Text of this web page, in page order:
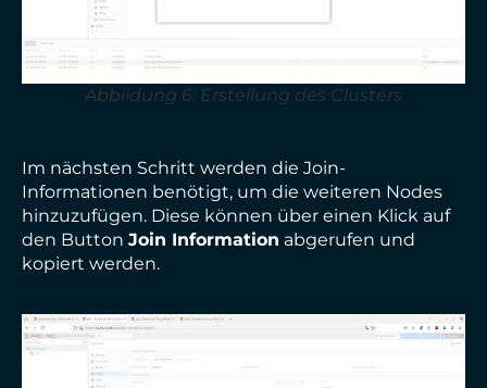
Abbildung 6: Erstellung des Clusters
Im nächsten Schritt werden die Join-
Informationen benötigt, um die weiteren Nodes
hinzuzufügen. Diese können über einen Klick auf
den Button Join Information abgerufen und
kopiert werden.